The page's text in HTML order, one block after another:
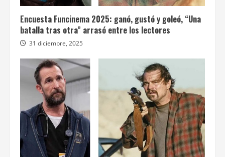
Encuesta Funcinema 2025: ganó, gustó y goleó, “Una
batalla tras otra” arrasó entre los lectores
31 diciembre, 2025